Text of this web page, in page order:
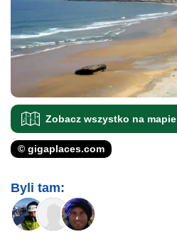
Zobacz wszystko na mapie
© gigaplaces.com
Byli tam: